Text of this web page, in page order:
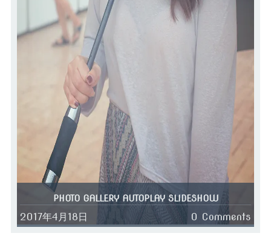
PHOTO GALLERY AUTOPLAY SLIDESHOW
2017年4月18日 0 Comments